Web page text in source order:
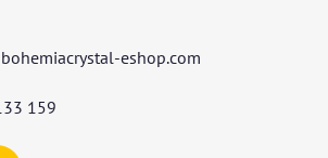
bohemiacrystal-eshop.com
159